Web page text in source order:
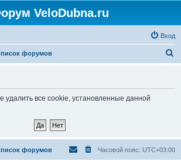
VeloDubna.ru
Вход
форумов
удалить все cookie, установленные данной
форумов Часовой пояс: UTC+03:00